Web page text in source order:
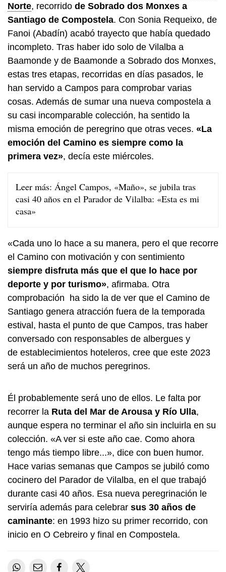
Norte, recorrido de Sobrado dos Monxes a
Santiago de Compostela. Con Sonia Requeixo, de
Fanoi (Abadín) acabó trayecto que había quedado
incompleto. Tras haber ido solo de Vilalba a
Baamonde y de Baamonde a Sobrado dos Monxes,
estas tres etapas, recorridas en días pasados, le
han servido a Campos para comprobar varias
cosas. Además de sumar una nueva compostela a
su casi incomparable colección, ha sentido la
misma emoción de peregrino que otras veces. «La
emoción del Camino es siempre como la
primera vez», decía este miércoles.
Leer más: Ángel Campos, «Maño», se jubila tras
casi 40 años en el Parador de Vilalba: «Esta es mi
casa»
«Cada uno lo hace a su manera, pero el que recorre
el Camino con motivación y con sentimiento
siempre disfruta más que el que lo hace por
deporte y por turismo», afirmaba. Otra
comprobación ha sido la de ver que el Camino de
Santiago genera atracción fuera de la temporada
estival, hasta el punto de que Campos, tras haber
conversado con responsables de albergues y
de establecimientos hoteleros, cree que este 2023
será un año de muchos peregrinos.
Él probablemente será uno de ellos. Le falta por
recorrer la Ruta del Mar de Arousa y Río Ulla,
aunque espera no terminar el año sin incluirla en su
colección. «A ver si este año cae. Como ahora
tengo más tiempo libre...», dice con buen humor.
Hace varias semanas que Campos se jubiló como
cocinero del Parador de Vilalba, en el que trabajó
durante casi 40 años. Esa nueva peregrinación le
serviría además para celebrar sus 30 años de
caminante: en 1993 hizo su primer recorrido, con
inicio en O Cebreiro y final en Compostela.